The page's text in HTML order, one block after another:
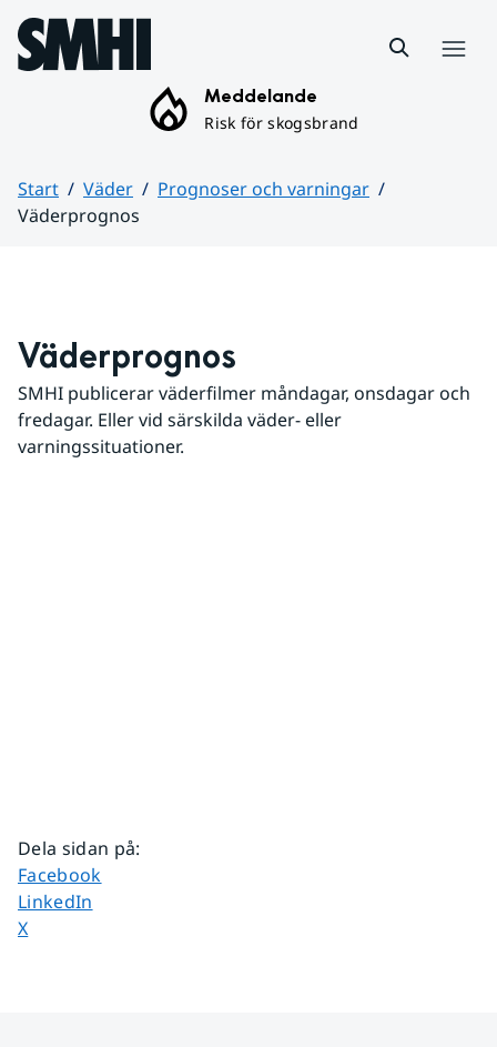
Hoppa till sidans innehåll
Meddelande
Risk för skogsbrand
Start Väder
Prognoser och varningar
Väderprognos
Väderprognos
SMHI publicerar väderfilmer måndagar, onsdagar och
fredagar. Eller vid särskilda väder- eller
varningssituationer.
Dela sidan på:
Dela sidan på
Facebook
Dela sidan på
LinkedIn
Dela sidan på
X